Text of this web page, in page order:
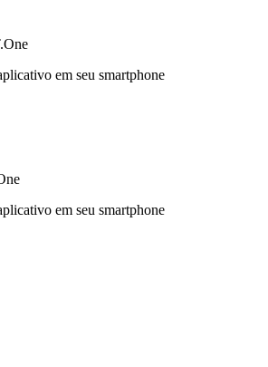
em seu smartphone
em seu smartphone